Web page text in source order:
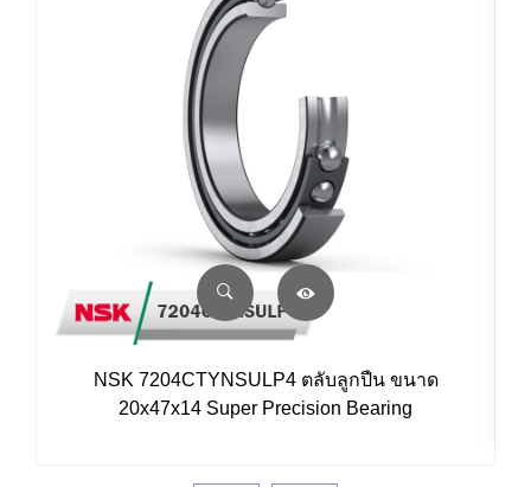
NSK 7204CTYNSULP4 ตลับลูกปืน ขนาด
20x47x14 Super Precision Bearing